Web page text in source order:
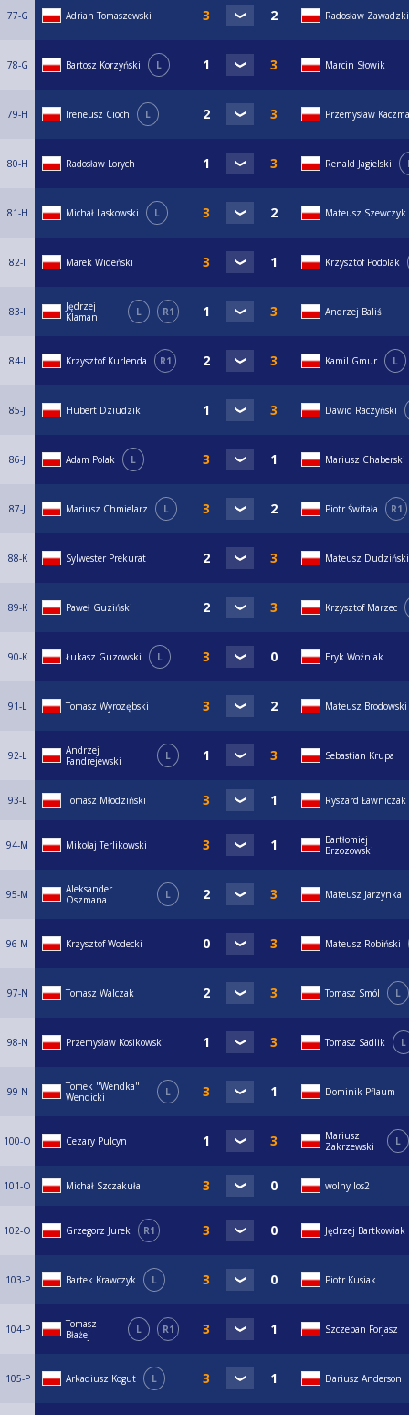
77-G Adrian Tomaszewski Radosław Zawadzki
78-G Bartosz Korzyński L Marcin Słowik
79-H Ireneusz Cioch L Przemysław
80-H Radosław Lorych Renald Jagielski
81-H Michał Laskowski L Mateusz Szewczyk
82-I Marek Wideński Krzysztof Podolak
83-I
Jędrzej
Klaman
L R1 Andrzej Baliś
84-I Krzysztof Kurlenda R1 Kamil Gmur L
85-J Hubert Dziudzik Dawid Raczyński
86-J Adam Polak L Mariusz Chaberski
87-J Mariusz Chmielarz L Piotr Świtała R1
88-K Sylwester Prekurat Mateusz Dudziński
89-K Paweł Guziński Krzysztof Marzec
90-K Łukasz Guzowski L Eryk Woźniak
91-L Tomasz Wyrozębski Mateusz Brodowski
92-L
Andrzej
Fandrejewski
L Sebastian Krupa
93-L Tomasz Młodziński Ryszard Ławniczak
94-M Mikołaj Terlikowski
Bartłomiej
Brzozowski
95-M
Aleksander
Oszmana
L Mateusz Jarzynka
96-M Krzysztof Wodecki Mateusz Robiński
97-N Tomasz Walczak Tomasz Smól L
98-N Przemysław Kosikowski Tomasz Sadlik L
99-N
Tomek "Wendka"
Wendicki
L Dominik Pflaum
100-O Cezary Pulcyn
Mariusz
Zakrzewski
L
101-O Michał Szczakuła wolny los2
102-O Grzegorz Jurek R1 Jędrzej Bartkowiak
103-P Bartek Krawczyk L Piotr Kusiak
104-P
Tomasz
Błażej
L R1 Szczepan Forjasz
105-P Arkadiusz Kogut L Dariusz Anderson